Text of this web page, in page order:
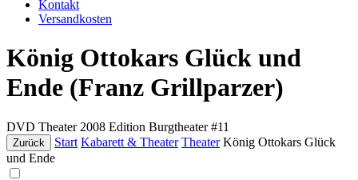
Kontakt
Versandkosten
König Ottokars Glück und
Ende (Franz Grillparzer)
DVD Theater 2008 Edition Burgtheater #11
Zurück Start Kabarett & Theater Theater König Ottokars Glück
und Ende